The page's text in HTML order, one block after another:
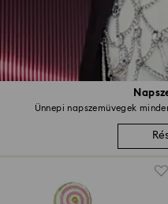
Ünnepi napszemüvegek